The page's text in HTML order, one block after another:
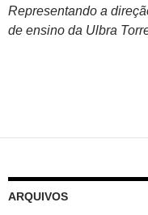
Representando a
de ensino da Ulbra
ARQUIVOS